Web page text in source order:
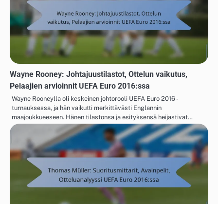
Wayne Rooney: Johtajuustilastot, Ottelun vaikutus,
Pelaajien arvioinnit UEFA Euro 2016:ssa
Wayne Rooneylla oli keskeinen johtorooli UEFA Euro 2016 -
turnauksessa, ja hän vaikutti merkittävästi Englannin
maajoukkueeseen. Hänen tilastonsa ja esityksensä heijastivat…